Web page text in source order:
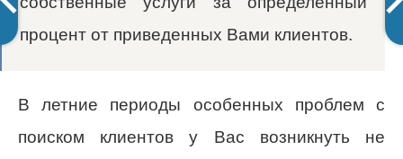
процент от приведенных Вами клиентов.
В летние периоды особенных проблем с
поиском клиентов у Вас возникнуть не